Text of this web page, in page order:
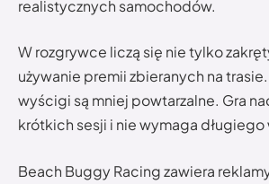
realistycznych samochodów.
W rozgrywce liczą się nie tylko
używanie premii zbieranych na
wyścigi są mniej powtarzalne. Gra
krótkich sesji i nie wymaga
Beach Buggy Racing zawiera